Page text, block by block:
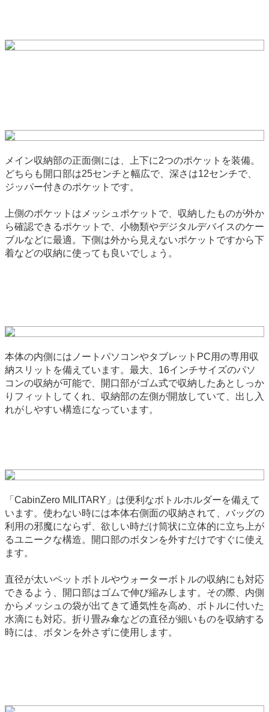
メイン収納部の正面側には、上下に2つのポケットを装備。
どちらも開口部は25センチと幅広で、深さは12センチで、
ジッパー付きのポケットです。
上側のポケットはメッシュポケットで、収納したものが外か
ら確認できるポケットで、小物類やデジタルデバイスのケー
ブルなどに最適。下側は外から見えないポケットですから下
着などの収納に使っても良いでしょう。
本体の内側にはノートパソコンやタブレットPC用の専用収
納スリットを備えています。最大、16インチサイズのパソ
コンの収納が可能で、開口部がゴム式で収納したあとしっか
りフィットしてくれ、収納部の左側が開放していて、出し入
れがしやすい構造になっています。
「CabinZero MILITARY」は便利なボトルホルダーを備えて
います。使わない時には本体右側面の収納されて、バッグの
利用の邪魔にならず、欲しい時だけ筒状に立体的に立ち上が
るユニークな構造。開口部のボタンを外すだけですぐに使え
ます。
直径が太いペットボトルやウォーターボトルの収納にも対応
できるよう、開口部はゴムで伸び縮みします。その際、内側
からメッシュの袋が出てきて通気性を高め、ボトルに付いた
水滴にも対応。折り畳み傘などの直径が細いものを収納する
時には、ボタンを外さずに使用します。